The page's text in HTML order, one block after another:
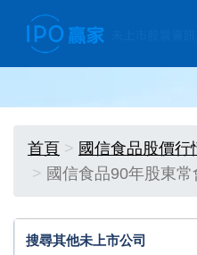
首頁 國信食品股價行
國信食品90年股東
搜尋其他未上市公司
搜尋其他未上市公司